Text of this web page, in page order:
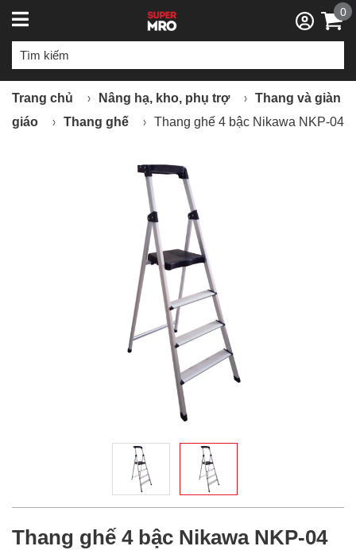
0
Trang chủ Nâng hạ, kho, phụ trợ
Thang và giàn
giáo
Thang ghế Thang ghế 4 bậc Nikawa NKP-04
Thang ghế 4 bậc Nikawa NKP-04